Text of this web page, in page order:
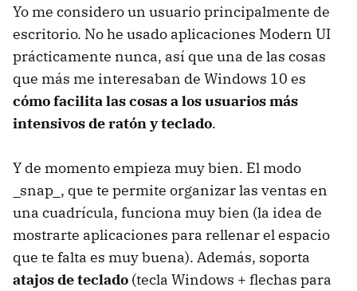
Yo me considero un usuario principalmente de
escritorio. No he usado aplicaciones Modern UI
prácticamente nunca, así que una de las cosas
que más me interesaban de Windows 10 es
cómo facilita las cosas a los usuarios más
intensivos de ratón y teclado.
Y de momento empieza muy bien. El modo
_snap_, que te permite organizar las ventas en
una cuadrícula, funciona muy bien (la idea de
mostrarte aplicaciones para rellenar el espacio
que te falta es muy buena). Además, soporta
atajos de teclado (tecla Windows + flechas para